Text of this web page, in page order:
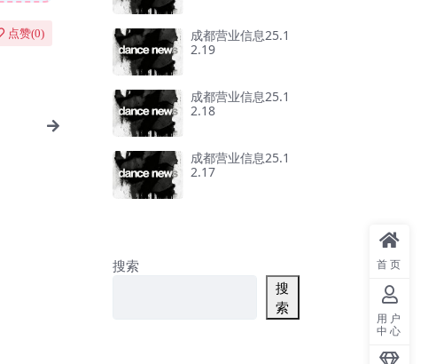
点赞(0)
成都营业信息25.1
2.19
成都营业信息25.1
2.18
成都营业信息25.1
2.17
搜索
搜
索
首页
用户
中心